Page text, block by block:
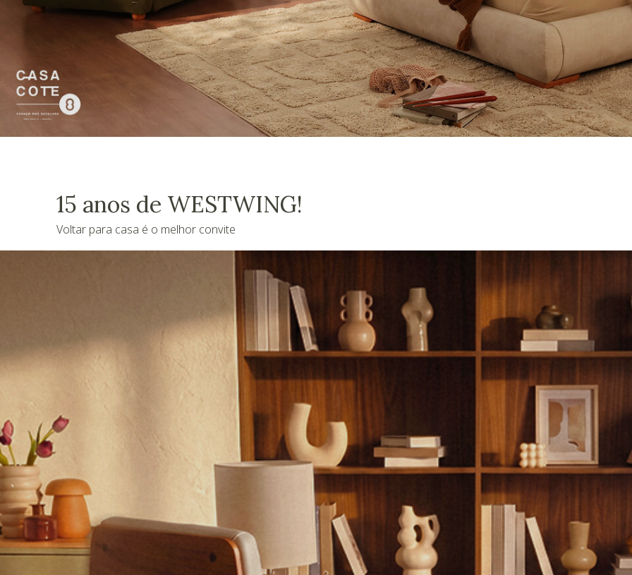
15 anos de WESTWING!
Voltar para casa é o melhor convite